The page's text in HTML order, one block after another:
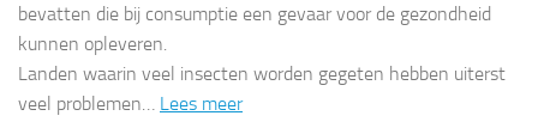
bevatten die bij consumptie een gevaar voor de gezondheid
kunnen opleveren.
Landen waarin veel insecten worden gegeten hebben uiterst
veel problemen… Lees meer